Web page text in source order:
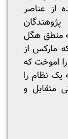
از عناصر
منطق هگل
مارکس از
اموخت که
یک نظام را
متقابل و